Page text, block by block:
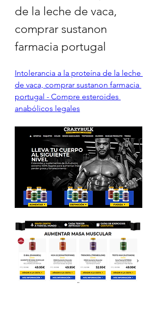
de la leche de vaca,
comprar sustanon
farmacia portugal
Intolerancia a la proteína de la leche
de vaca, comprar sustanon farmacia
portugal - Compre esteroides
anabólicos legales